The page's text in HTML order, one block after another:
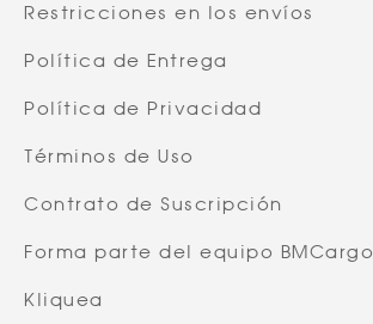
Restricciones en los envíos
Política de Entrega
Política de Privacidad
Términos de Uso
Contrato de Suscripción
Forma parte del equipo BMCargo
Kliquea